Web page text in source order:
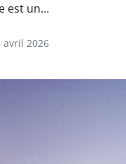
est un…
avril 2026